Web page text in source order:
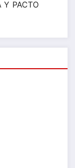
Y PACTO